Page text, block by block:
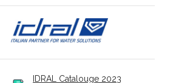
IDRAL Catalouge 2023